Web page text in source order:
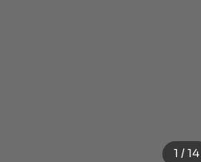
1 / 14